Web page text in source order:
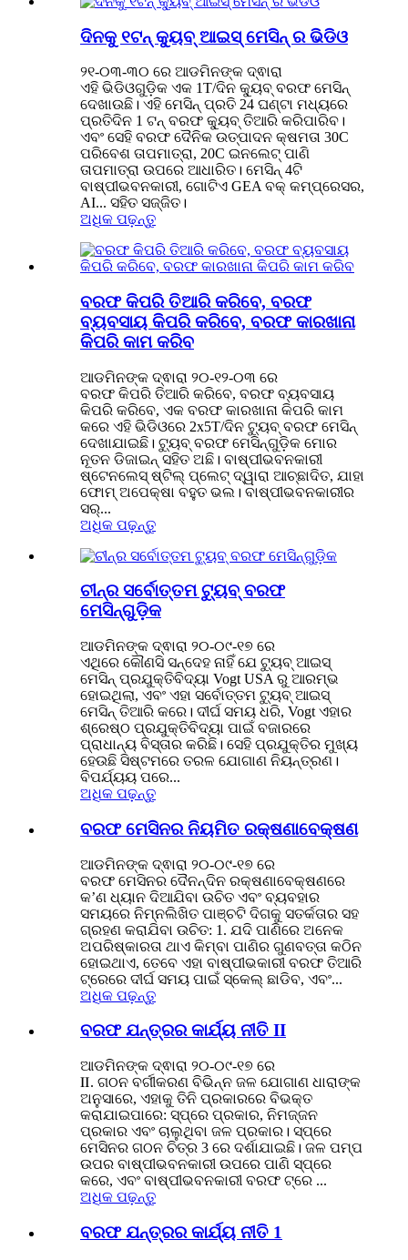
ଦିନକୁ ୧ଟନ୍ କ୍ୟୁବ୍ ଆଇସ୍ ମେସିନ୍ ର ଭିଡିଓ
୨୧-୦୩-୩୦ ରେ ଆଡମିନଙ୍କ ଦ୍ଵାରା
ଏହି ଭିଡିଓଗୁଡ଼ିକ ଏକ 1T/ଦିନ କ୍ୟୁବ୍ ବରଫ ମେସିନ୍
ଦେଖାଉଛି। ଏହି ମେସିନ୍ ପ୍ରତି 24 ଘଣ୍ଟା ମଧ୍ୟରେ
ପ୍ରତିଦିନ 1 ଟନ୍ ବରଫ କ୍ୟୁବ୍ ତିଆରି କରିପାରିବ।
ଏବଂ ସେହି ବରଫ ଦୈନିକ ଉତ୍ପାଦନ କ୍ଷମତା 30C
ପରିବେଶ ତାପମାତ୍ରା, 20C ଇନଲେଟ୍ ପାଣି
ତାପମାତ୍ରା ଉପରେ ଆଧାରିତ। ମେସିନ୍ 4ଟି
ବାଷ୍ପୀଭବନକାରୀ, ଗୋଟିଏ GEA ବକ୍ କମ୍ପ୍ରେସର,
AI... ସହିତ ସଜ୍ଜିତ।
ଅଧିକ ପଢ଼ନ୍ତୁ
ବରଫ କିପରି ତିଆରି କରିବେ, ବରଫ
ବ୍ୟବସାୟ କିପରି କରିବେ, ବରଫ କାରଖାନା
କିପରି କାମ କରିବ
ଆଡମିନଙ୍କ ଦ୍ଵାରା ୨୦-୧୨-୦୩ ରେ
ବରଫ କିପରି ତିଆରି କରିବେ, ବରଫ ବ୍ୟବସାୟ
କିପରି କରିବେ, ଏକ ବରଫ କାରଖାନା କିପରି କାମ
କରେ ଏହି ଭିଡିଓରେ 2x5T/ଦିନ ଟ୍ୟୁବ୍ ବରଫ ମେସିନ୍
ଦେଖାଯାଇଛି। ଟ୍ୟୁବ୍ ବରଫ ମେସିନ୍ଗୁଡ଼ିକ ମୋର
ନୂତନ ଡିଜାଇନ୍ ସହିତ ଅଛି। ବାଷ୍ପୀଭବନକାରୀ
ଷ୍ଟେନଲେସ୍ ଷ୍ଟିଲ୍ ପ୍ଲେଟ୍ ଦ୍ୱାରା ଆଚ୍ଛାଦିତ, ଯାହା
ଫୋମ୍ ଅପେକ୍ଷା ବହୁତ ଭଲ। ବାଷ୍ପୀଭବନକାରୀର
ସର୍...
ଅଧିକ ପଢ଼ନ୍ତୁ
ଚୀନ୍‌ର ସର୍ବୋତ୍ତମ ଟ୍ୟୁବ୍ ବରଫ
ମେସିନ୍‌ଗୁଡ଼ିକ
ଆଡମିନଙ୍କ ଦ୍ଵାରା ୨୦-୦୯-୧୭ ରେ
ଏଥିରେ କୌଣସି ସନ୍ଦେହ ନାହିଁ ଯେ ଟ୍ୟୁବ୍ ଆଇସ୍
ମେସିନ୍ ପ୍ରଯୁକ୍ତିବିଦ୍ୟା Vogt USA ରୁ ଆରମ୍ଭ
ହୋଇଥିଲା, ଏବଂ ଏହା ସର୍ବୋତ୍ତମ ଟ୍ୟୁବ୍ ଆଇସ୍
ମେସିନ୍ ତିଆରି କରେ। ଦୀର୍ଘ ସମୟ ଧରି, Vogt ଏହାର
ଶ୍ରେଷ୍ଠ ପ୍ରଯୁକ୍ତିବିଦ୍ୟା ପାଇଁ ବଜାରରେ
ପ୍ରାଧାନ୍ୟ ବିସ୍ତାର କରିଛି। ସେହି ପ୍ରଯୁକ୍ତିର ମୁଖ୍ୟ
ହେଉଛି ସିଷ୍ଟମରେ ତରଳ ଯୋଗାଣ ନିୟନ୍ତ୍ରଣ।
ବିପର୍ଯ୍ୟୟ ପରେ...
ଅଧିକ ପଢ଼ନ୍ତୁ
ବରଫ ମେସିନର ନିୟମିତ ରକ୍ଷଣାବେକ୍ଷଣ
ଆଡମିନଙ୍କ ଦ୍ଵାରା ୨୦-୦୯-୧୭ ରେ
ବରଫ ମେସିନର ଦୈନନ୍ଦିନ ରକ୍ଷଣାବେକ୍ଷଣରେ
କ’ଣ ଧ୍ୟାନ ଦିଆଯିବା ଉଚିତ ଏବଂ ବ୍ୟବହାର
ସମୟରେ ନିମ୍ନଲିଖିତ ପାଞ୍ଚଟି ଦିଗକୁ ସତର୍କତାର ସହ
ଗ୍ରହଣ କରାଯିବା ଉଚିତ: 1. ଯଦି ପାଣିରେ ଅନେକ
ଅପରିଷ୍କାରତା ଥାଏ କିମ୍ବା ପାଣିର ଗୁଣବତ୍ତା କଠିନ
ହୋଇଥାଏ, ତେବେ ଏହା ବାଷ୍ପୀଭକାରୀ ବରଫ ତିଆରି
ଟ୍ରେରେ ଦୀର୍ଘ ସମୟ ପାଇଁ ସ୍କେଲ୍ ଛାଡିବ, ଏବଂ...
ଅଧିକ ପଢ଼ନ୍ତୁ
ବରଫ ଯନ୍ତ୍ରର କାର୍ଯ୍ୟ ନୀତି II
ଆଡମିନଙ୍କ ଦ୍ଵାରା ୨୦-୦୯-୧୭ ରେ
Ⅱ. ଗଠନ ବର୍ଗୀକରଣ ବିଭିନ୍ନ ଜଳ ଯୋଗାଣ ଧାରାଙ୍କ
ଅନୁସାରେ, ଏହାକୁ ତିନି ପ୍ରକାରରେ ବିଭକ୍ତ
କରାଯାଇପାରେ: ସ୍ପ୍ରେ ପ୍ରକାର, ନିମଜ୍ଜନ
ପ୍ରକାର ଏବଂ ଚାଲୁଥିବା ଜଳ ପ୍ରକାର। ସ୍ପ୍ରେ
ମେସିନର ଗଠନ ଚିତ୍ର 3 ରେ ଦର୍ଶାଯାଇଛି। ଜଳ ପମ୍ପ
ଉପର ବାଷ୍ପୀଭବନକାରୀ ଉପରେ ପାଣି ସ୍ପ୍ରେ
କରେ, ଏବଂ ବାଷ୍ପୀଭବନକାରୀ ବରଫ ଟ୍ରେ ...
ଅଧିକ ପଢ଼ନ୍ତୁ
ବରଫ ଯନ୍ତ୍ରର କାର୍ଯ୍ୟ ନୀତି 1